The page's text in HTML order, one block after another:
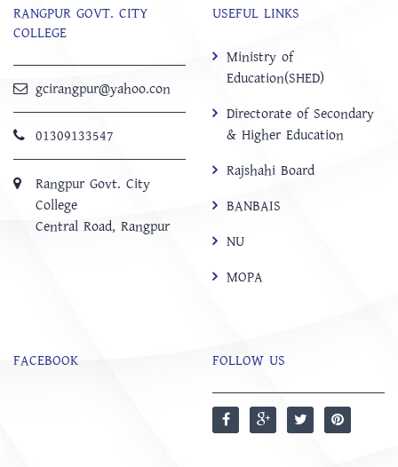
RANGPUR GOVT. CITY
COLLEGE
gcirangpur@yahoo.con
01309133547
Rangpur Govt. City
College
Central Road, Rangpur
USEFUL LINKS
Ministry of
Education(SHED)
Directorate of Secondary
& Higher Education
Rajshahi Board
BANBAIS
NU
MOPA
FACEBOOK FOLLOW US